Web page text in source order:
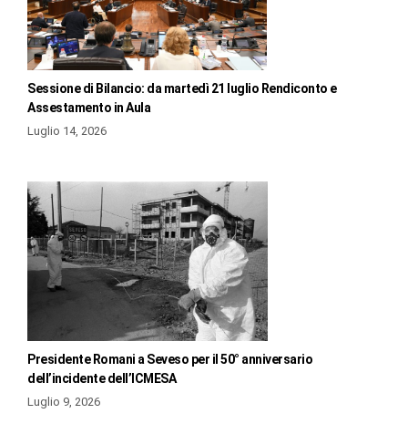
Sessione di Bilancio: da martedì 21 luglio Rendiconto e
Assestamento in Aula
Luglio 14, 2026
Presidente Romani a Seveso per il 50° anniversario
dell’incidente dell’ICMESA
Luglio 9, 2026